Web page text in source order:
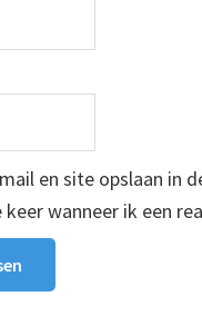
en site opslaan in
wanneer ik een